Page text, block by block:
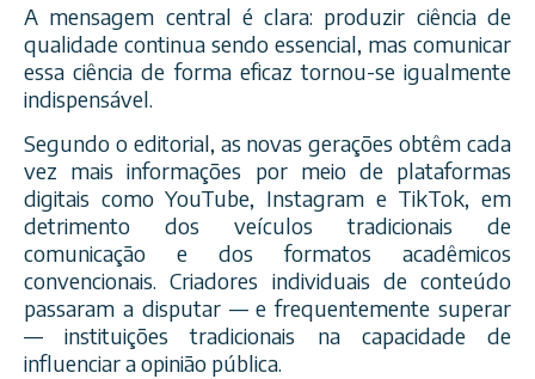
A mensagem central é clara: produzir ciência de
qualidade continua sendo essencial, mas comunicar
essa ciência de forma eficaz tornou-se igualmente
indispensável.
Segundo o editorial, as novas gerações obtêm cada
vez mais informações por meio de plataformas
digitais como YouTube, Instagram e TikTok, em
detrimento dos veículos tradicionais de
comunicação e dos formatos acadêmicos
convencionais. Criadores individuais de conteúdo
passaram a disputar — e frequentemente superar
— instituições tradicionais na capacidade de
influenciar a opinião pública.